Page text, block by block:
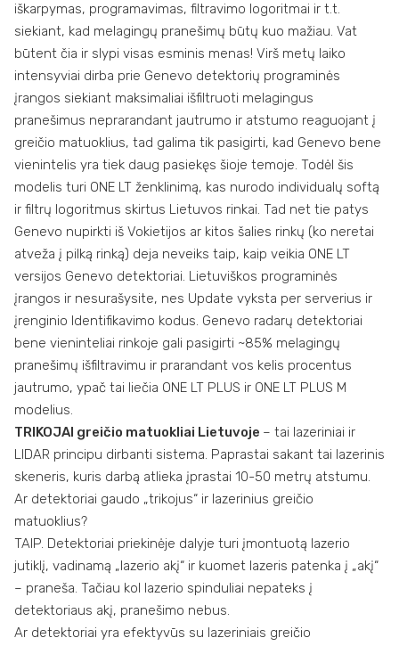
iškarpymas, programavimas, filtravimo logoritmai ir t.t.
siekiant, kad melagingų pranešimų būtų kuo mažiau. Vat
būtent čia ir slypi visas esminis menas! Virš metų laiko
intensyviai dirba prie Genevo detektorių programinės
įrangos siekiant maksimaliai išfiltruoti melagingus
pranešimus neprarandant jautrumo ir atstumo reaguojant į
greičio matuoklius, tad galima tik pasigirti, kad Genevo bene
vienintelis yra tiek daug pasiekęs šioje temoje. Todėl šis
modelis turi ONE LT ženklinimą, kas nurodo individualų softą
ir filtrų logoritmus skirtus Lietuvos rinkai. Tad net tie patys
Genevo nupirkti iš Vokietijos ar kitos šalies rinkų (ko neretai
atveža į pilką rinką) deja neveiks taip, kaip veikia ONE LT
versijos Genevo detektoriai. Lietuviškos programinės
įrangos ir nesurašysite, nes Update vyksta per serverius ir
įrenginio Identifikavimo kodus. Genevo radarų detektoriai
bene vieninteliai rinkoje gali pasigirti ~85% melagingų
pranešimų išfiltravimu ir prarandant vos kelis procentus
jautrumo, ypač tai liečia ONE LT PLUS ir ONE LT PLUS M
modelius.
TRIKOJAI greičio matuokliai Lietuvoje – tai lazeriniai ir
LIDAR principu dirbanti sistema. Paprastai sakant tai lazerinis
skeneris, kuris darbą atlieka įprastai 10-50 metrų atstumu.
Ar detektoriai gaudo „trikojus“ ir lazerinius greičio
matuoklius?
TAIP. Detektoriai priekinėje dalyje turi įmontuotą lazerio
jutiklį, vadinamą „lazerio akį“ ir kuomet lazeris patenka į „akį“
– praneša. Tačiau kol lazerio spinduliai nepateks į
detektoriaus akį, pranešimo nebus.
Ar detektoriai yra efektyvūs su lazeriniais greičio